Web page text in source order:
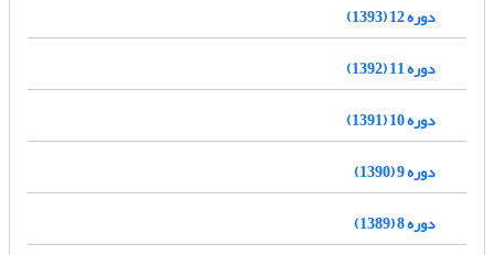
دوره 12 (1393)
دوره 11 (1392)
دوره 10 (1391)
دوره 9 (1390)
دوره 8 (1389)